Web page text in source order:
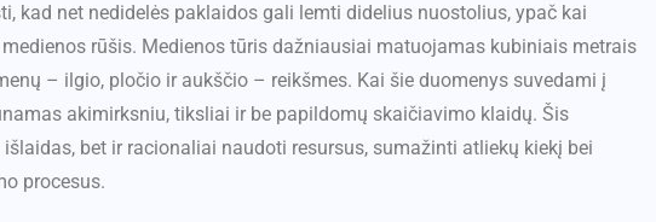
kad net nedidelės paklaidos gali lemti didelius nuostolius, ypač kai
rūšis. Medienos tūris dažniausiai matuojamas kubiniais metrais
– ilgio, pločio ir aukščio – reikšmes. Kai šie duomenys suvedami į
akimirksniu, tiksliai ir be papildomų skaičiavimo klaidų. Šis
bet ir racionaliai naudoti resursus, sumažinti atliekų kiekį bei
procesus.